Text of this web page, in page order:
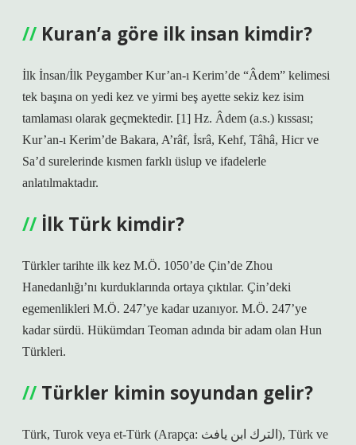
Kuran’a göre ilk insan kimdir?
İlk İnsan/İlk Peygamber Kur’an-ı Kerim’de “Âdem” kelimesi
tek başına on yedi kez ve yirmi beş ayette sekiz kez isim
tamlaması olarak geçmektedir. [1] Hz. Âdem (a.s.) kıssası;
Kur’an-ı Kerim’de Bakara, A’râf, İsrâ, Kehf, Tâhâ, Hicr ve
Sa’d surelerinde kısmen farklı üslup ve ifadelerle
anlatılmaktadır.
İlk Türk kimdir?
Türkler tarihte ilk kez M.Ö. 1050’de Çin’de Zhou
Hanedanlığı’nı kurduklarında ortaya çıktılar. Çin’deki
egemenlikleri M.Ö. 247’ye kadar uzanıyor. M.Ö. 247’ye
kadar sürdü. Hükümdarı Teoman adında bir adam olan Hun
Türkleri.
Türkler kimin soyundan gelir?
Türk, Turok veya et-Türk (Arapça: الترك ابن يافث), Türk ve